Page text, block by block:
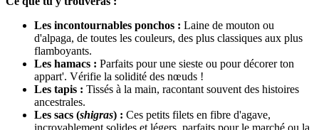
Les incontournables ponchos : Laine de mouton ou
d'alpaga, de toutes les couleurs, des plus classiques aux plus
flamboyants.
Les hamacs : Parfaits pour une sieste ou pour décorer ton
appart'. Vérifie la solidité des nœuds !
Les tapis : Tissés à la main, racontant souvent des histoires
ancestrales.
Les sacs (shigras) : Ces petits filets en fibre d'agave,